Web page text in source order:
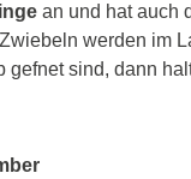
an und hat auch
werden im
gefnet sind, dann